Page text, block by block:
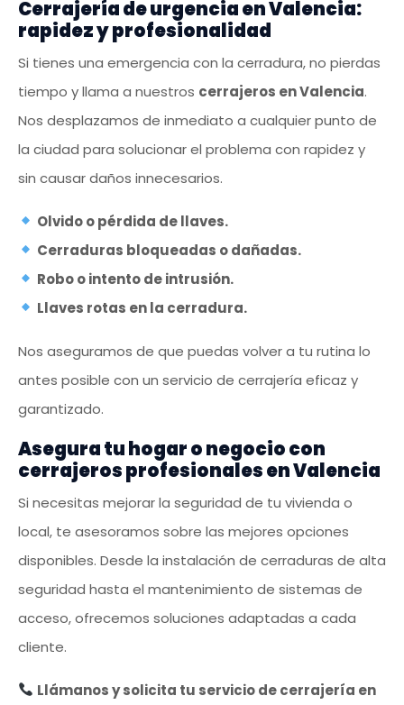
Cerrajería de urgencia en Valencia:
rapidez y profesionalidad
Si tienes una emergencia con la cerradura, no pierdas
tiempo y llama a nuestros cerrajeros en Valencia.
Nos desplazamos de inmediato a cualquier punto de
la ciudad para solucionar el problema con rapidez y
sin causar daños innecesarios.
Olvido o pérdida de llaves.
Cerraduras bloqueadas o dañadas.
Robo o intento de intrusión.
Llaves rotas en la cerradura.
Nos aseguramos de que puedas volver a tu rutina lo
antes posible con un servicio de cerrajería eficaz y
garantizado.
Asegura tu hogar o negocio con
cerrajeros profesionales en Valencia
Si necesitas mejorar la seguridad de tu vivienda o
local, te asesoramos sobre las mejores opciones
disponibles. Desde la instalación de cerraduras de alta
seguridad hasta el mantenimiento de sistemas de
acceso, ofrecemos soluciones adaptadas a cada
cliente.
Llámanos y solicita tu servicio de cerrajería en